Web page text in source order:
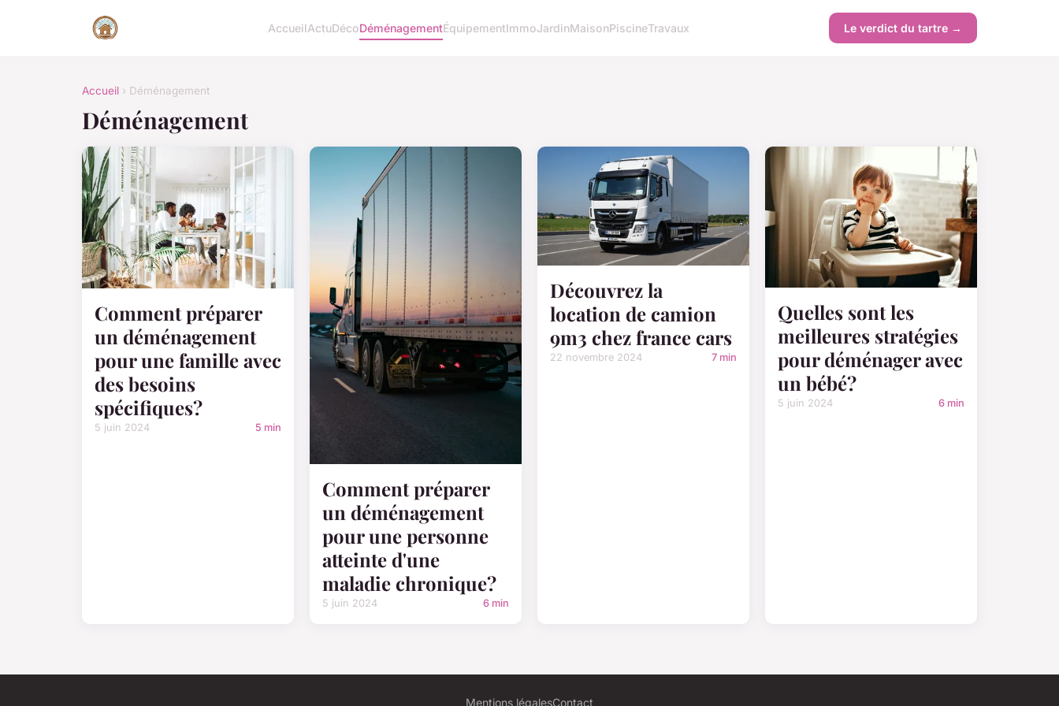
AccueilActuDécoDéménagementÉquipementImmoJardinMaisonPiscineTravaux Le verdict du tartre →
Accueil › Déménagement
Déménagement
Comment préparer
un déménagement
pour une famille avec
des besoins
spécifiques?
5 juin 2024 5 min
Comment préparer
un déménagement
pour une personne
atteinte d'une
maladie chronique?
5 juin 2024 6 min
Découvrez la
location de camion
9m3 chez france cars
22 novembre 2024 7 min
Quelles sont les
meilleures stratégies
pour déménager avec
un bébé?
5 juin 2024 6 min
Mentions légalesContact